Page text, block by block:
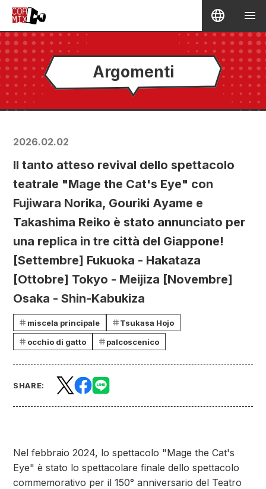
Argomenti
2026.02.02
Il tanto atteso revival dello spettacolo
teatrale "Mage the Cat's Eye" con
Fujiwara Norika, Gouriki Ayame e
Takashima Reiko è stato annunciato per
una replica in tre città del Giappone!
[Settembre] Fukuoka - Hakataza
[Ottobre] Tokyo - Meijiza [Novembre]
Osaka - Shin-Kabukiza
miscela principale
Tsukasa Hojo
occhio di gatto
palcoscenico
SHARE:
Nel febbraio 2024, lo spettacolo "Mage the Cat's
Eye" è stato lo spettacolare finale dello spettacolo
commemorativo per il 150° anniversario del Teatro